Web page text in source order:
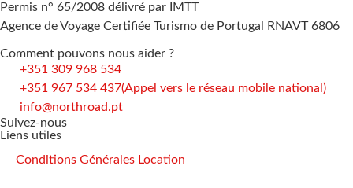
Permis n° 65/2008 délivré par IMTT
Agence de Voyage Certifiée Turismo de Portugal RNAVT 6806
Comment pouvons nous aider ?
+351 309 968 534
+351 967 534 437(Appel vers le réseau mobile national)
info@northroad.pt
Suivez-nous
Liens utiles
Conditions Générales Location